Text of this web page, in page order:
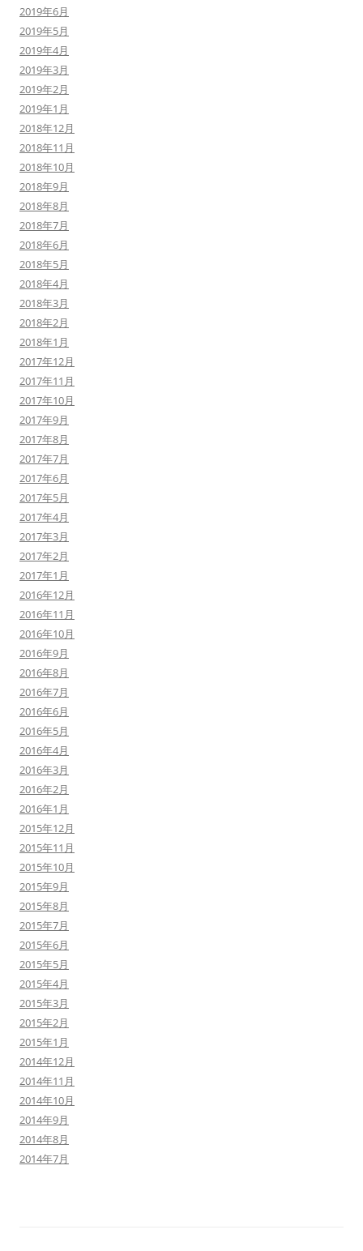
2019年6月
2019年5月
2019年4月
2019年3月
2019年2月
2019年1月
2018年12月
2018年11月
2018年10月
2018年9月
2018年8月
2018年7月
2018年6月
2018年5月
2018年4月
2018年3月
2018年2月
2018年1月
2017年12月
2017年11月
2017年10月
2017年9月
2017年8月
2017年7月
2017年6月
2017年5月
2017年4月
2017年3月
2017年2月
2017年1月
2016年12月
2016年11月
2016年10月
2016年9月
2016年8月
2016年7月
2016年6月
2016年5月
2016年4月
2016年3月
2016年2月
2016年1月
2015年12月
2015年11月
2015年10月
2015年9月
2015年8月
2015年7月
2015年6月
2015年5月
2015年4月
2015年3月
2015年2月
2015年1月
2014年12月
2014年11月
2014年10月
2014年9月
2014年8月
2014年7月